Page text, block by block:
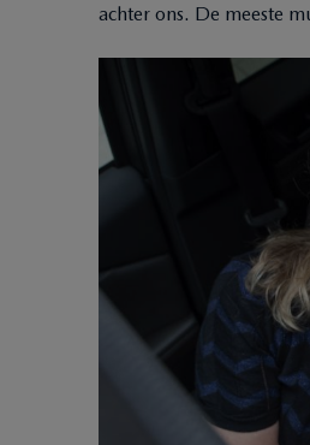
achter ons. De meeste